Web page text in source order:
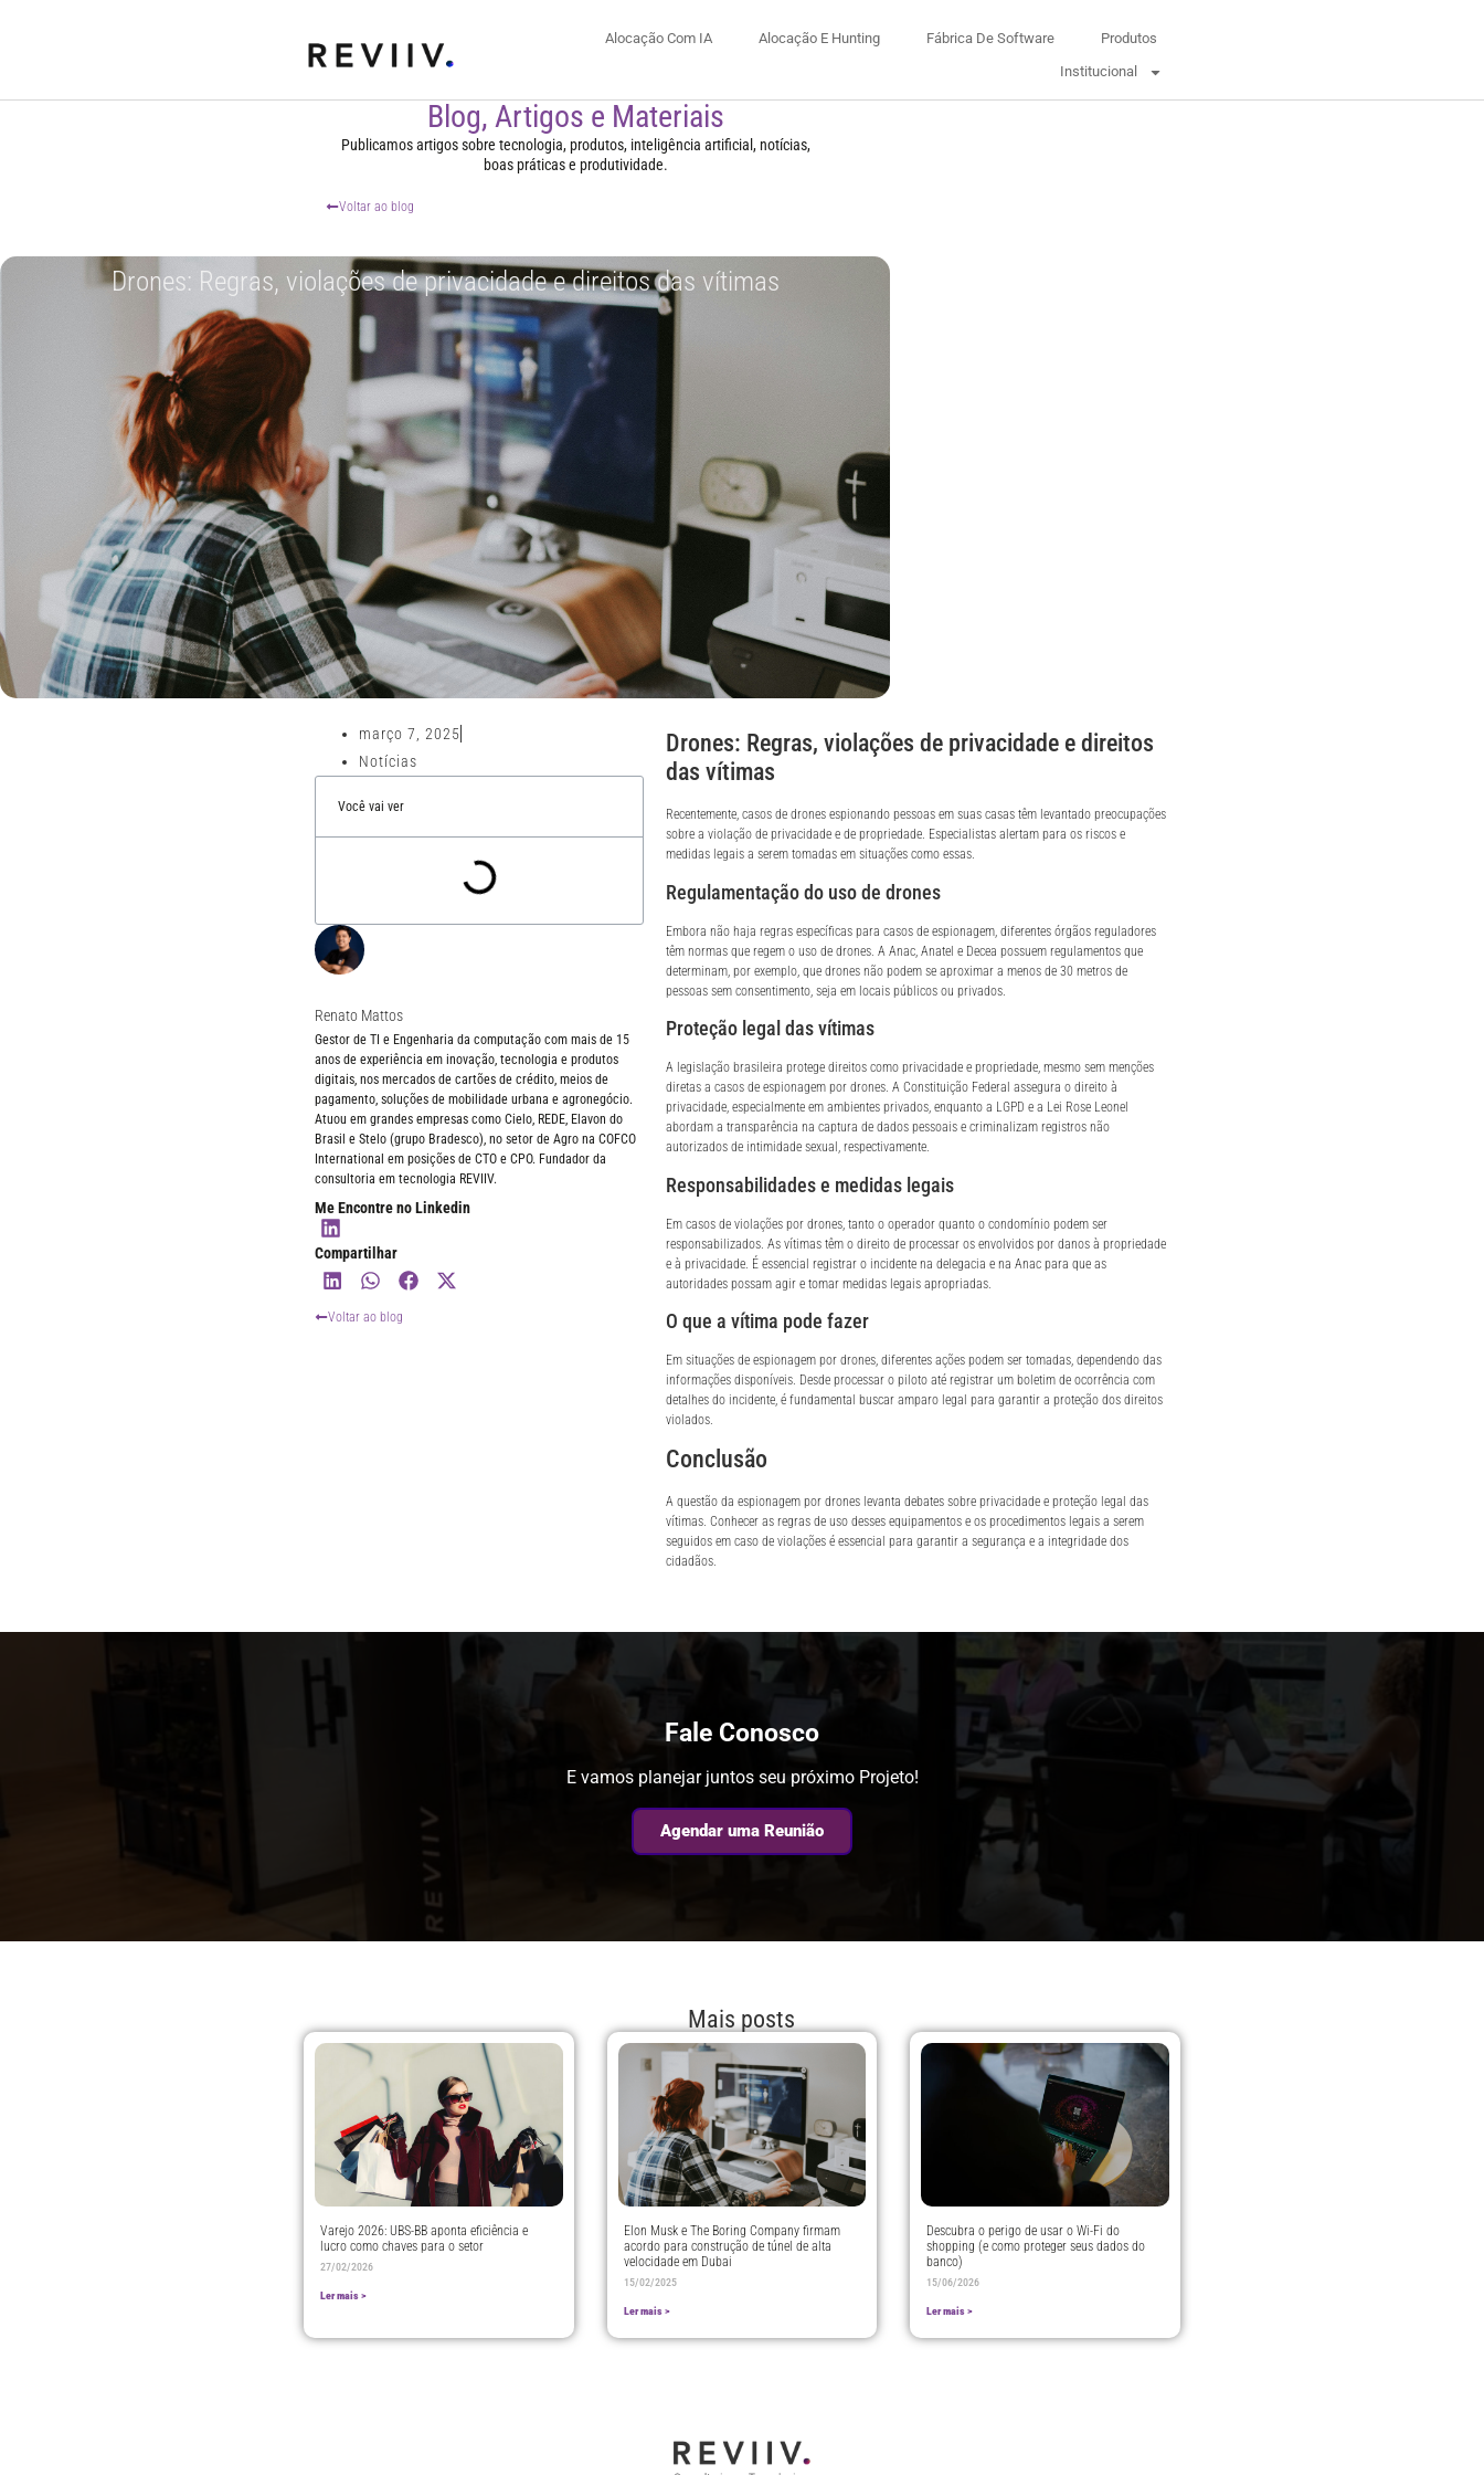
Alocação Com IA Alocação E Hunting Fábrica De Software
Produtos
Institucional
Blog, Artigos e Materiais
Publicamos artigos sobre tecnologia, produtos, inteligência artificial, notícias,
boas práticas e produtividade.
Voltar ao blog
Drones: Regras, violações de privacidade e direitos das vítimas
março 7, 2025
Notícias
Você vai ver
Renato Mattos
Gestor de TI e Engenharia da computação com mais de 15
anos de experiência em inovação, tecnologia e produtos
digitais, nos mercados de cartões de crédito, meios de
pagamento, soluções de mobilidade urbana e agronegócio.
Atuou em grandes empresas como Cielo, REDE, Elavon do
Brasil e Stelo (grupo Bradesco), no setor de Agro na COFCO
International em posições de CTO e CPO. Fundador da
consultoria em tecnologia REVIIV.
Me Encontre no Linkedin
Compartilhar
Voltar ao blog
Drones: Regras, violações de privacidade e direitos
das vítimas
Recentemente, casos de drones espionando pessoas em suas casas têm levantado preocupações
sobre a violação de privacidade e de propriedade. Especialistas alertam para os riscos e
medidas legais a serem tomadas em situações como essas.
Regulamentação do uso de drones
Embora não haja regras específicas para casos de espionagem, diferentes órgãos reguladores
têm normas que regem o uso de drones. A Anac, Anatel e Decea possuem regulamentos que
determinam, por exemplo, que drones não podem se aproximar a menos de 30 metros de
pessoas sem consentimento, seja em locais públicos ou privados.
Proteção legal das vítimas
A legislação brasileira protege direitos como privacidade e propriedade, mesmo sem menções
diretas a casos de espionagem por drones. A Constituição Federal assegura o direito à
privacidade, especialmente em ambientes privados, enquanto a LGPD e a Lei Rose Leonel
abordam a transparência na captura de dados pessoais e criminalizam registros não
autorizados de intimidade sexual, respectivamente.
Responsabilidades e medidas legais
Em casos de violações por drones, tanto o operador quanto o condomínio podem ser
responsabilizados. As vítimas têm o direito de processar os envolvidos por danos à propriedade
e à privacidade. É essencial registrar o incidente na delegacia e na Anac para que as
autoridades possam agir e tomar medidas legais apropriadas.
O que a vítima pode fazer
Em situações de espionagem por drones, diferentes ações podem ser tomadas, dependendo das
informações disponíveis. Desde processar o piloto até registrar um boletim de ocorrência com
detalhes do incidente, é fundamental buscar amparo legal para garantir a proteção dos direitos
violados.
Conclusão
A questão da espionagem por drones levanta debates sobre privacidade e proteção legal das
vítimas. Conhecer as regras de uso desses equipamentos e os procedimentos legais a serem
seguidos em caso de violações é essencial para garantir a segurança e a integridade dos
cidadãos.
Fale Conosco
E vamos planejar juntos seu próximo Projeto!
Agendar uma Reunião
Mais posts
Varejo 2026: UBS-BB aponta eficiência e
lucro como chaves para o setor
27/02/2026
Ler mais >
Elon Musk e The Boring Company firmam
acordo para construção de túnel de alta
velocidade em Dubai
15/02/2025
Ler mais >
Descubra o perigo de usar o Wi-Fi do
shopping (e como proteger seus dados do
banco)
15/06/2026
Ler mais >